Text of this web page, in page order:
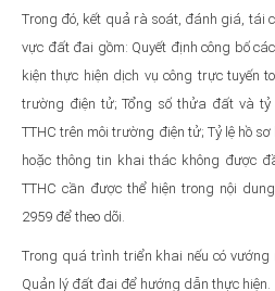
Trong đó, kết quả rà soát, đánh giá, tái
vực đất đai gồm: Quyết định công bố
kiện thực hiện dịch vụ công trực tuyến
trường điện tử; Tổng số thửa đất và
TTHC trên môi trường điện tử; Tỷ lệ hồ
hoặc thông tin khai thác không được
TTHC cần được thể hiện trong nội
2959 để theo dõi.
Trong quá trình triển khai nếu có
Quản lý đất đai để hướng dẫn thực hiện.